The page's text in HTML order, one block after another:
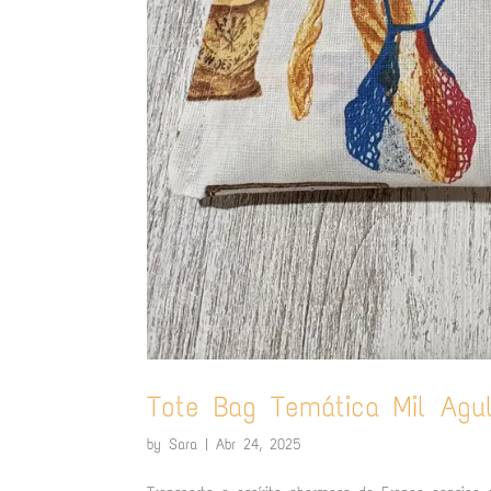
Tote Bag Temática Mil
bySara |Abr 24, 2025